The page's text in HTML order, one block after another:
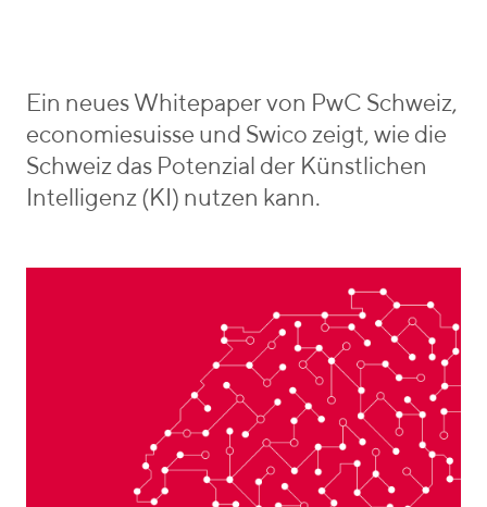
e
n
_
o
i
e
s
Ein neues Whitepaper von PwC Schweiz,
economiesuisse und Swico zeigt, wie die
Schweiz das Potenzial der Künstlichen
Intelligenz (KI) nutzen kann.